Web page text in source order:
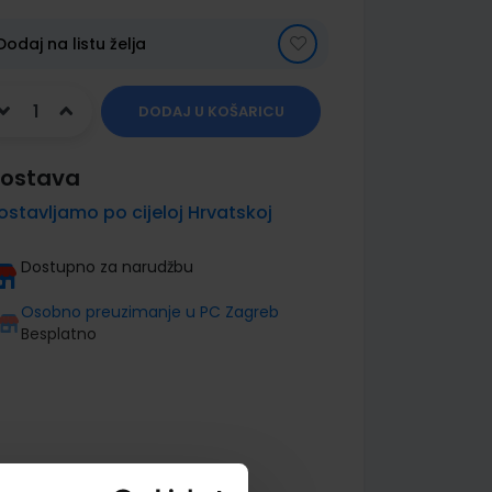
na listu želja
DODAJ U KOŠARICU
po cijeloj Hrvatskoj
Dostupno za narudžbu
Osobno preuzimanje u PC Zagreb
Besplatno